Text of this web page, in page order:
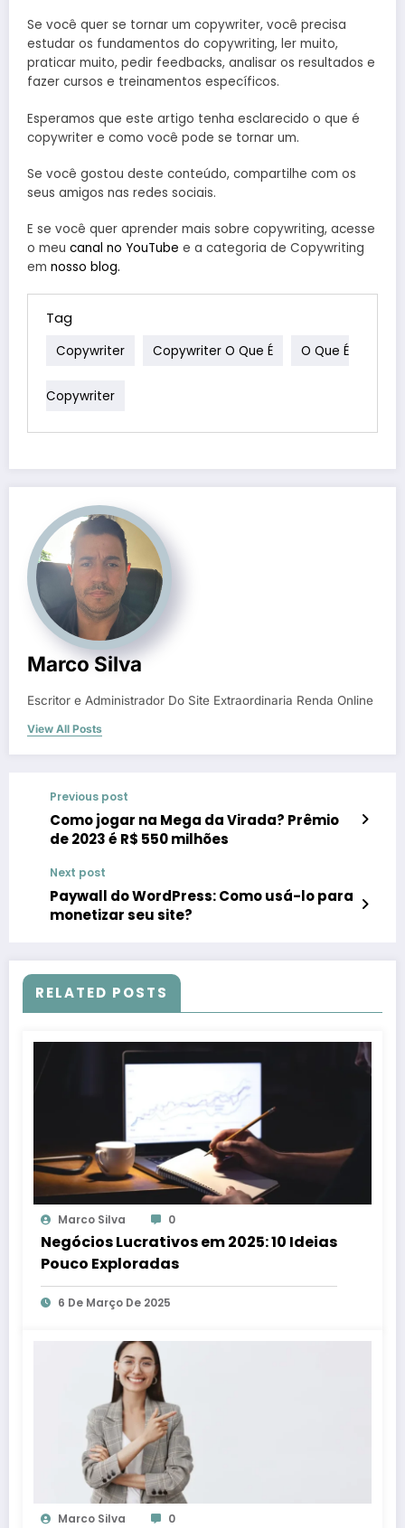
Se você quer se tornar um copywriter, você precisa
estudar os fundamentos do copywriting, ler muito,
praticar muito, pedir feedbacks, analisar os resultados e
fazer cursos e treinamentos específicos.
Esperamos que este artigo tenha esclarecido o que é
copywriter e como você pode se tornar um.
Se você gostou deste conteúdo, compartilhe com os
seus amigos nas redes sociais.
E se você quer aprender mais sobre copywriting, acesse
o meu canal no YouTube e a categoria de Copywriting
em nosso blog.
Tag
Copywriter Copywriter O Que É O Que É
Copywriter
Marco Silva
Escritor e Administrador Do Site Extraordinaria Renda Online
View All Posts
Previous post
Como jogar na Mega da Virada? Prêmio
de 2023 é R$ 550 milhões
Next post
Paywall do WordPress: Como usá-lo para
monetizar seu site?
RELATED POSTS
Marco Silva 0
Negócios Lucrativos em 2025: 10 Ideias
Pouco Exploradas
6 De Março De 2025
Marco Silva 0